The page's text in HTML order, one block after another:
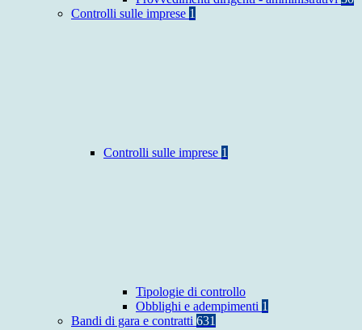
Controlli sulle imprese 1
Controlli sulle imprese 1
Tipologie di controllo
Obblighi e adempimenti 1
Bandi di gara e contratti 631